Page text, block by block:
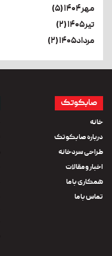
مهر۱۴۰۴ (۵)
تیر۱۴۰۵ (۲)
مرداد۱۴۰۵ (۲)
صابکوتک
خانه
درباره صابکوتک
طراحی سردخانه
اخبار و مقالات
همکاری با ما
تماس با ما